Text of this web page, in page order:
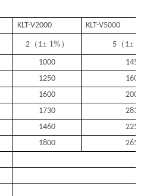
KLT-V2000 KLT-V5000
2（ 1± 1 %） 5（ 1±
1000
1450
1250
1600
1600 2000
1730
2832
1460
2250
1800 2650